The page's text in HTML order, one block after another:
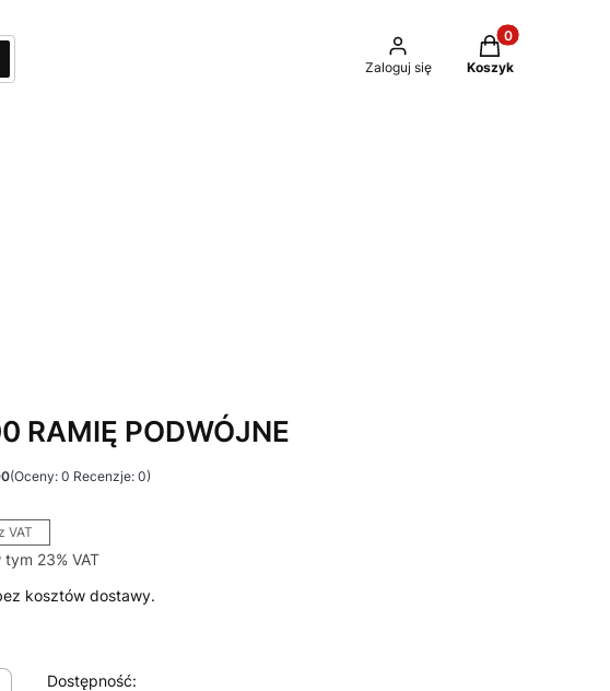
Zaloguj się
Produkty w
Koszyk
RAMIĘ PODWÓJNE
(Oceny: 0 Recenzje: 0)
VAT
tym 23% VAT
tym 23% VAT
kosztów dostawy.
Dostępność: